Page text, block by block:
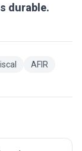
durable.
AFIR